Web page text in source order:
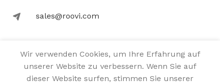
mail-icon sales@roovi.com
Alle Rechte vorbehalten
Wir verwenden Cookies, um Ihre Erfahrung auf
unserer Website zu verbessern. Wenn Sie auf
dieser Website surfen, stimmen Sie unserer